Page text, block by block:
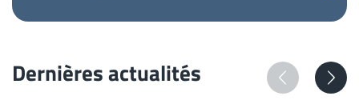
Dernières actualités